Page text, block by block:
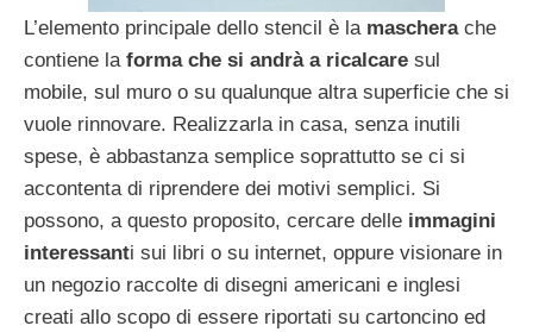
L’elemento principale dello stencil è la mascherache
contiene la forma che si andrà a ricalcare sul
mobile, sul muro o su qualunque altra superficie che si
vuole rinnovare. Realizzarla in casa, senza inutili
spese, è abbastanza semplice soprattutto se ci si
accontenta di riprendere dei motivi semplici. Si
possono, a questo proposito, cercare delle immagini
interessanti sui libri o su internet, oppure visionare in
un negozio raccolte di disegni americani e inglesi
creati allo scopo di essere riportati su cartoncino ed